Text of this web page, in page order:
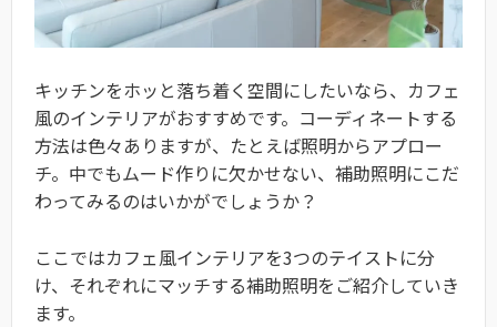
キッチンをホッと落ち着く空間にしたいなら、カフェ
風のインテリアがおすすめです。コーディネートする
方法は色々ありますが、たとえば照明からアプロー
チ。中でもムード作りに欠かせない、補助照明にこだ
わってみるのはいかがでしょうか？
ここではカフェ風インテリアを3つのテイストに分
け、それぞれにマッチする補助照明をご紹介していき
ます。